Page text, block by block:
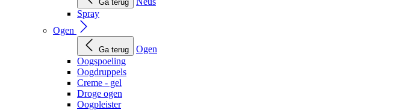
Ga terug
Spray
Ogen
Ga terug
Ogen
Oogspoeling
Oogdruppels
Creme - gel
Droge ogen
Oogpleister